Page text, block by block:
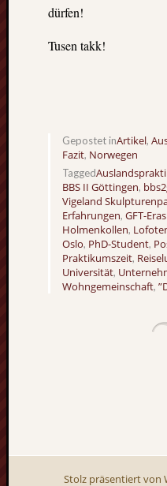
dürfen!
Tusen takk!
Gepostet inArtikel,
Fazit, Norwegen
Tagged
BBS II Göttingen,
Vigeland
Erfahrungen, GFT-
Holmenkollen,
Oslo, PhD-Student,
Praktikumszeit,
Universität,
Wohngemeinschaft,
Stolz präsentiert von